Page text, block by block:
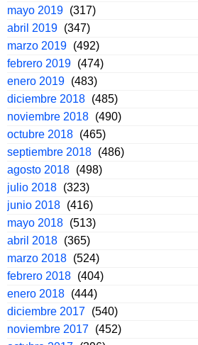
mayo 2019 (317)
abril 2019 (347)
marzo 2019 (492)
febrero 2019 (474)
enero 2019 (483)
diciembre 2018 (485)
noviembre 2018 (490)
octubre 2018 (465)
septiembre 2018 (486)
agosto 2018 (498)
julio 2018 (323)
junio 2018 (416)
mayo 2018 (513)
abril 2018 (365)
marzo 2018 (524)
febrero 2018 (404)
enero 2018 (444)
diciembre 2017 (540)
noviembre 2017 (452)